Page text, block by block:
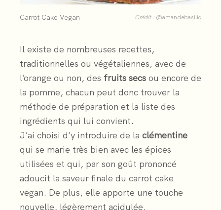
Carrot Cake Vegan Crédit : @amandebasilic
Il existe de nombreuses recettes,
traditionnelles ou végétaliennes, avec de
l’orange ou non, des fruits secs ou encore de
la pomme, chacun peut donc trouver la
méthode de préparation et la liste des
ingrédients qui lui convient.
J’ai choisi d’y introduire de la clémentine
qui se marie très bien avec les épices
utilisées et qui, par son goût prononcé
adoucit la saveur finale du carrot cake
vegan. De plus, elle apporte une touche
nouvelle, légèrement acidulée.